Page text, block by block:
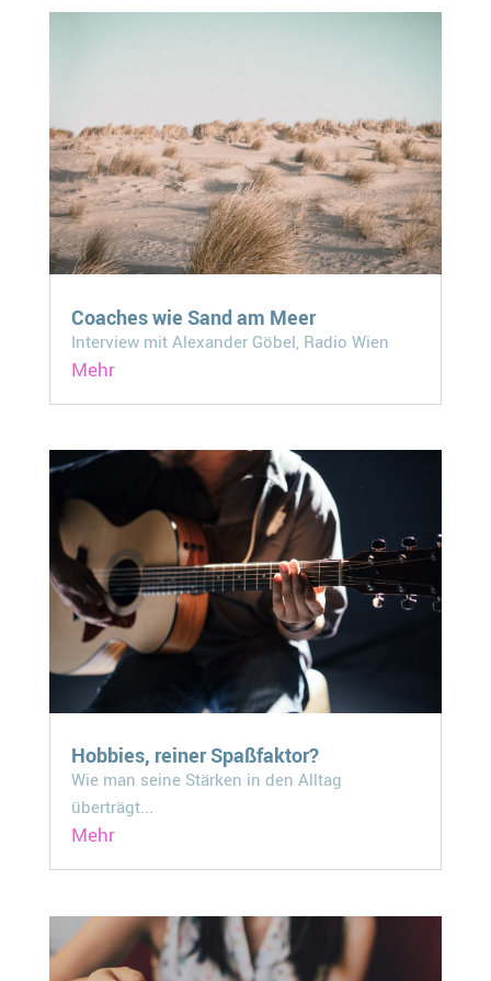
Coaches wie Sand am Meer
Interview mit Alexander Göbel, Radio Wien
Mehr
Hobbies, reiner Spaßfaktor?
Wie man seine Stärken in den Alltag
überträgt...
Mehr